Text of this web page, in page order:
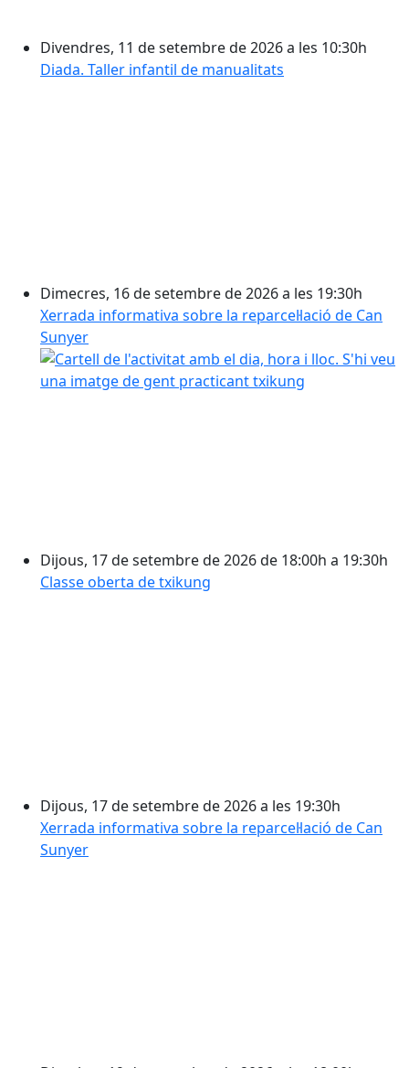
Divendres, 11 de setembre de 2026 a les 10:30h
Diada. Taller infantil de manualitats
Dimecres, 16 de setembre de 2026 a les 19:30h
Xerrada informativa sobre la reparcel·lació de Can
Sunyer
Dijous, 17 de setembre de 2026 de 18:00h a 19:30h
Classe oberta de txikung
Dijous, 17 de setembre de 2026 a les 19:30h
Xerrada informativa sobre la reparcel·lació de Can
Sunyer